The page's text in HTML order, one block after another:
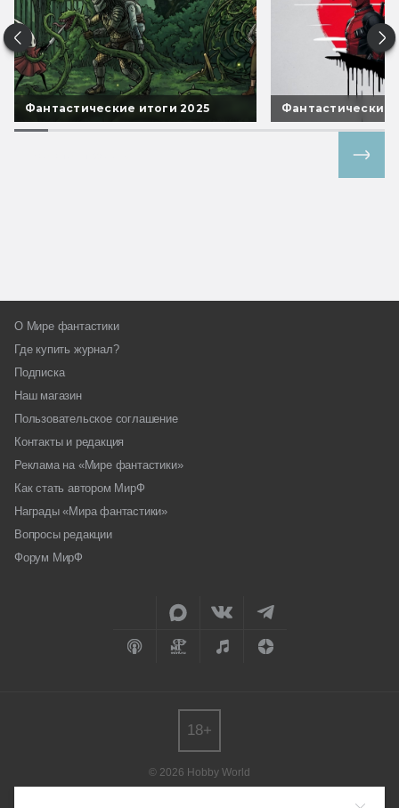
Фантастические итоги 2025 Фантастические
О Мире фантастики
Где купить журнал?
Подписка
Наш магазин
Пользовательское соглашение
Контакты и редакция
Реклама на «Мире фантастики»
Как стать автором МирФ
Награды «Мира фантастики»
Вопросы редакции
Форум МирФ
© 2026 Hobby World
18+